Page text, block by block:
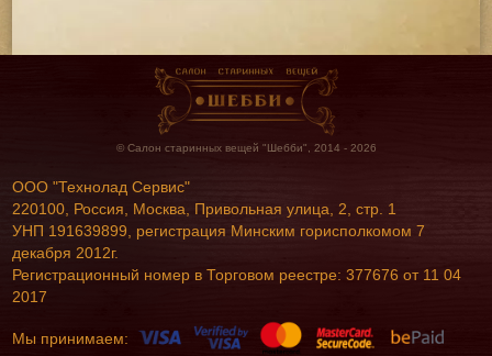
© Салон старинных вещей "Шебби", 2014 - 2026
ООО "Технолад Сервис"
220100, Россия, Москва, Привольная улица, 2, стр. 1
УНП 191639899, регистрация Минским горисполкомом 7
декабря 2012г.
Регистрационный номер в Торговом реестре: 377676 от 11 04
2017
Мы принимаем: